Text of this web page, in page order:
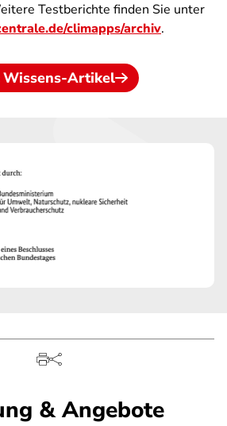
Testberichte finden Sie unter
climapps/archiv.
Artikel
& Angebote